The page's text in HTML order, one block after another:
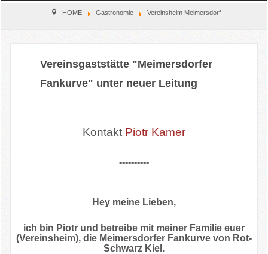
Home
Kinderschutz
HOME Gastronomie Vereinsheim Meimersdorf
Vereinsgaststätte "Meimersdorfer
Fankurve" unter neuer Leitung
Kontakt Piotr Kamer
----------
Hey meine Lieben,
ich bin Piotr und betreibe mit meiner Familie euer
(Vereinsheim), die Meimersdorfer Fankurve von Rot-
Schwarz Kiel.